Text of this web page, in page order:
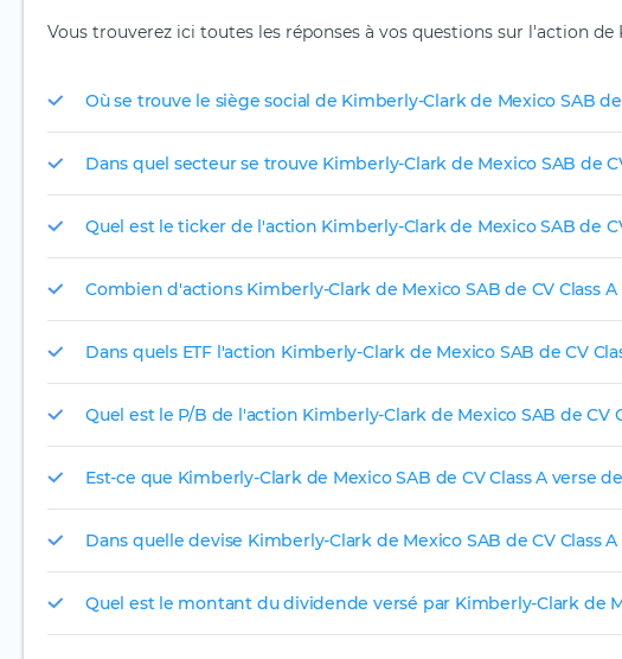
Vous trouverez ici toutes les réponses à vos questions sur l'action de
Où se trouve le siège social de Kimberly-Clark de Mexico SAB de
Dans quel secteur se trouve Kimberly-Clark de Mexico SAB de
Quel est le ticker de l'action Kimberly-Clark de Mexico SAB de
Combien d'actions Kimberly-Clark de Mexico SAB de CV Class
Dans quels ETF l'action Kimberly-Clark de Mexico SAB de CV
Quel est le P/B de l'action Kimberly-Clark de Mexico SAB de CV
Est-ce que Kimberly-Clark de Mexico SAB de CV Class A verse
Dans quelle devise Kimberly-Clark de Mexico SAB de CV Class
Quel est le montant du dividende versé par Kimberly-Clark de